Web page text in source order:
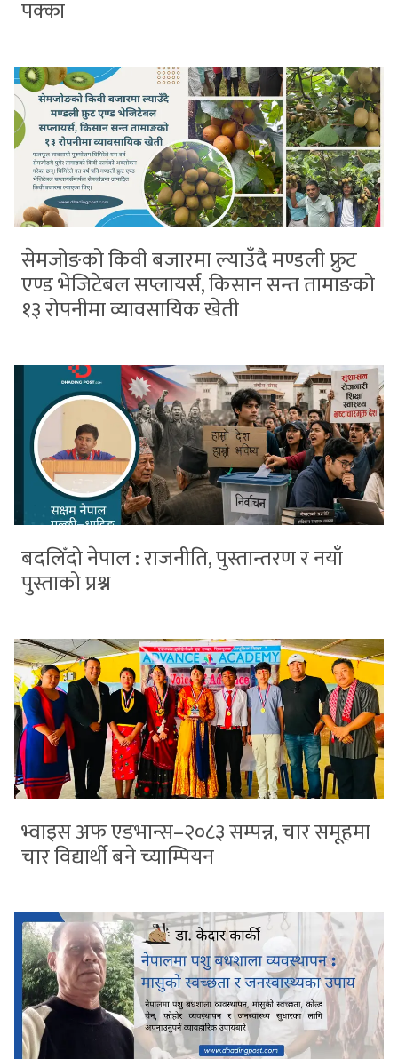
पक्का
सेमजोङको किवी बजारमा ल्याउँदै मण्डली फ्रुट
एण्ड भेजिटेबल सप्लायर्स, किसान सन्त तामाङको
१३ रोपनीमा व्यावसायिक खेती
बदलिँदो नेपाल : राजनीति, पुस्तान्तरण र नयाँ
पुस्ताको प्रश्न
भ्वाइस अफ एडभान्स–२०८३ सम्पन्न, चार समूहमा
चार विद्यार्थी बने च्याम्पियन